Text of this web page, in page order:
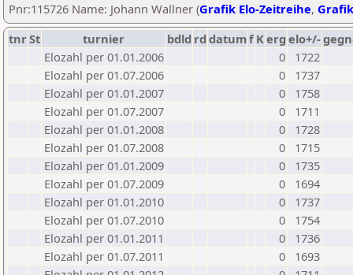
Pnr:115726 Name: Johann Wallner (Grafik Elo-Zeitreihe,
tnrSt turnier bdld rd datumf Kerg elo+/-
Elozahl per 01.01.2006
0
1722
Elozahl per 01.07.2006
0
1737
Elozahl per 01.01.2007
0
1758
Elozahl per 01.07.2007
0
1711
Elozahl per 01.01.2008
0
1728
Elozahl per 01.07.2008
0
1715
Elozahl per 01.01.2009
0
1735
Elozahl per 01.07.2009
0
1694
Elozahl per 01.01.2010
0
1737
Elozahl per 01.07.2010
0
1754
Elozahl per 01.01.2011
0
1736
Elozahl per 01.07.2011
0
1693